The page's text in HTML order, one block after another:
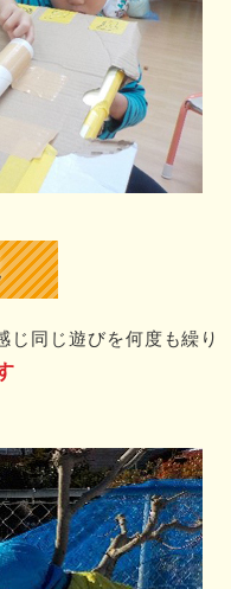
じ同じ遊びを何度も繰り